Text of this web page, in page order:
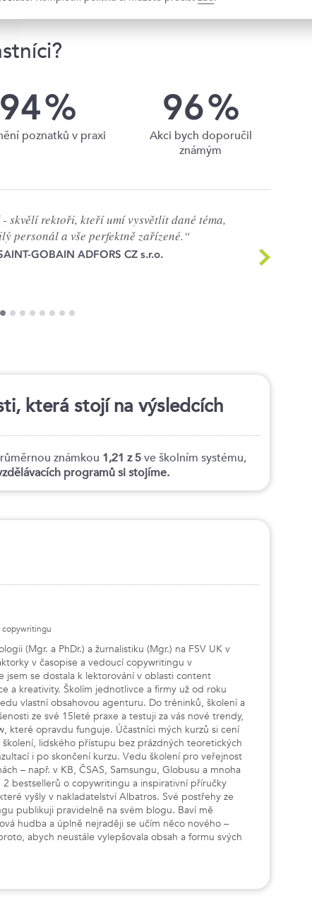
94%
poznatků v praxi
96%
Akci bych doporučil
známým
skvělí rektoři, kteří umí vysvětlit dané téma,
personál a vše perfektně zařízené.“
GOBAIN ADFORS CZ s.r.o.
která stojí na výsledcích
známkou 1,21 z 5ve školním systému,
programů si stojíme.
copywritingu
(Mgr. a PhDr.) a žurnalistiku (Mgr.) na FSV UK v
v časopise a vedoucí copywritingu v
jsem se dostala k lektorování v oblasti content
a kreativity. Školím jednotlivce a firmy už od roku
vlastní obsahovou agenturu. Do tréninků, školení a
ze své 15leté praxe a testuji za vás nové trendy,
které opravdu funguje. Účastníci mých kurzů si cení
lidského přístupu bez prázdných teoretických
i po skončení kurzu. Vedu školení pro veřejnost
– např. v KB, ČSAS, Samsungu, Globusu a mnoha
2 bestsellerů o copywritingu a inspirativní příručky
vyšly v nakladatelství Albatros. Své postřehy ze
publikuji pravidelně na svém blogu. Baví mě
hudba a úplně nejraději se učím něco nového –
abych neustále vylepšovala obsah a formu svých